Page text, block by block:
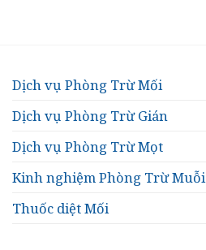
Dịch vụ Phòng Trừ Mối
Dịch vụ Phòng Trừ Gián
Dịch vụ Phòng Trừ Mọt
Kinh nghiệm Phòng Trừ Muỗi
Thuốc diệt Mối